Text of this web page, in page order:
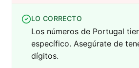
LO CORRECTO
Los números de Portugal
específico. Asegúrate de
dígitos.